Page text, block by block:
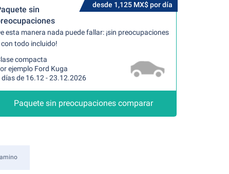
desde 1,125 MX$ por día
sin
esta manera nada puede fallar: ¡sin preocupaciones
con todo incluido!
compacta
ejemplo Ford Kuga
días de 16.12 - 23.12.2026
Paquete sin preocupaciones comparar